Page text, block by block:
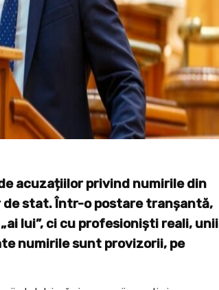
acuzațiilor privind numirile din
de stat. Într-o postare tranșantă,
lui”, ci cu profesioniști reali, unii
numirile sunt provizorii, pe